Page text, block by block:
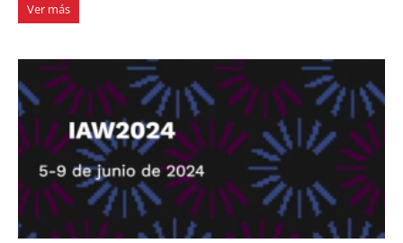
Ver más